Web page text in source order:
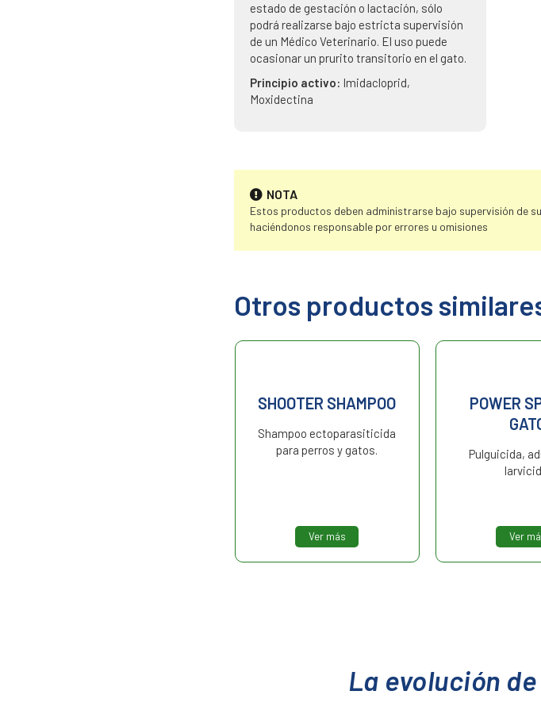
estado de gestación o lactación, sólo
podrá realizarse bajo estricta supervisión
de un Médico Veterinario. El uso puede
ocasionar un prurito transitorio en el gato.
Principio activo: Imidacloprid,
Moxidectina
NOTA
Estos productos deben administrarse bajo supervisión de
haciéndonos responsable por errores u omisiones
Otros productos
SHOOTER SHAMPOO
Shampoo ectoparasiticida
para perros y gatos.
Ver más
POWER
Pulguicida,
Ver
La evolución